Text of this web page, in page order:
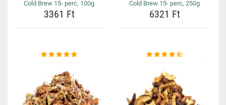
Cold Brew 15- perc, 100g
3361 Ft
Cold Brew 15- perc, 250g
6321 Ft